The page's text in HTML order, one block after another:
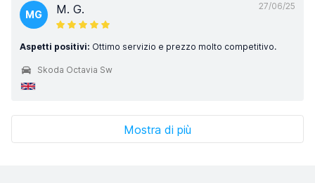
27/06/25
MG M. G.
Aspetti positivi: Ottimo servizio e prezzo molto competitivo.
Skoda Octavia Sw
Mostra di più